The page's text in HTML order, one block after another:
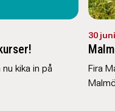
kika in på
30
Fira